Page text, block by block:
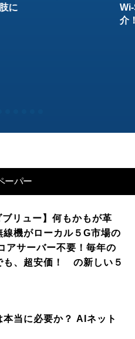
に
介
ーパー
リュー】何もかもが革
機がローカル５G市場の
アサーバー不要！毎年の
も、超安価！ の新しい５
当に必要か？ AIネット